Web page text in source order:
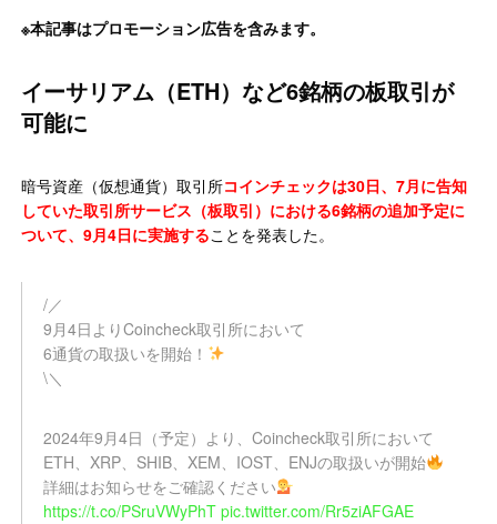
※本記事はプロモーション広告を含みます。
イーサリアム（ETH）など6銘柄の板取引が
可能に
暗号資産（仮想通貨）取引所コインチェックは30日、7月に告知
していた取引所サービス（板取引）における6銘柄の追加予定に
ついて、9月4日に実施することを発表した。
/／
9月4日よりCoincheck取引所において
6通貨の取扱いを開始！
\＼
2024年9月4日（予定）より、Coincheck取引所において
ETH、XRP、SHIB、XEM、IOST、ENJの取扱いが開始
詳細はお知らせをご確認ください
https://t.co/PSruVWyPhT pic.twitter.com/Rr5ziAFGAE